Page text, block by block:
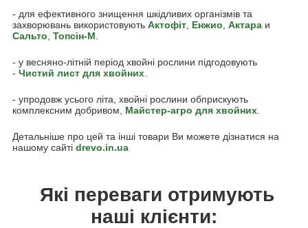
- для ефективного знищення шкідливих організмів та
захворювань використовують Актофіт Енжио Актара и
Сальто Топсін-М
- у весняно-літній період хвойні рослини підгодовують
- Чистий лист для хвойних
- упродовж усього літа, хвойні рослини обприскують
комплексним добривом, Майстер-агро для хвойних
Детальніше про цей та інші товари Ви можете дізнатися на
нашому сайті drevo.in.ua
Які переваги отримують
наші клієнти: